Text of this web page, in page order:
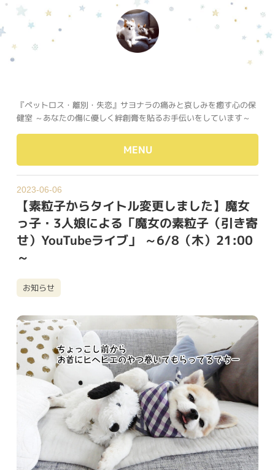
『ペットロス・離別・失恋』サヨナラの痛みと哀しみを癒す心の保
健室 ～あなたの傷に優しく絆創膏を貼るお手伝いをしています～
MENU
2023-06-06
【素粒子からタイトル変更しました】魔女
っ子・3人娘による「魔女の素粒子（引き寄
せ）YouTubeライブ」 ～6/8（木）21:00
～
お知らせ